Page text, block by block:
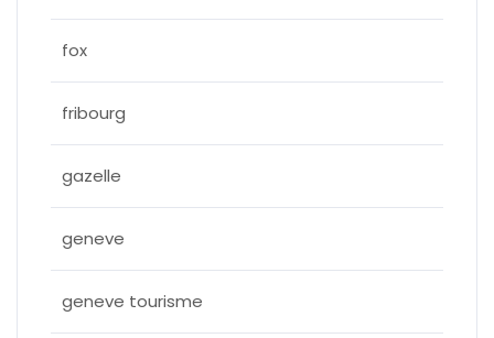
fox
fribourg
gazelle
geneve
geneve tourisme